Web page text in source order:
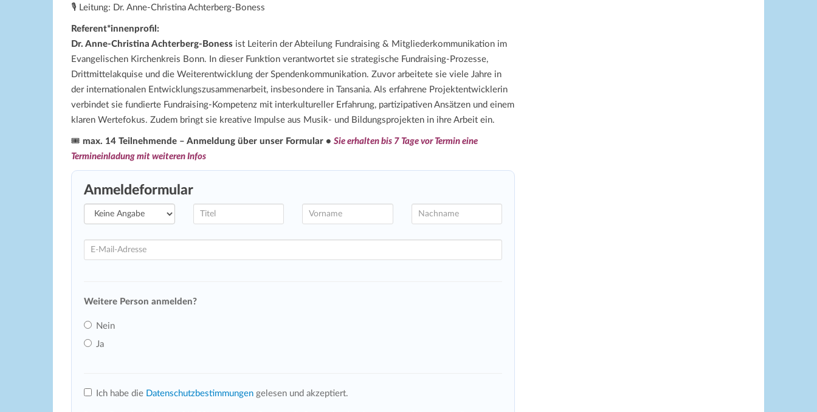
🎙️ Leitung: Dr. Anne-Christina Achterberg-Boness
Referent*innenprofil:
Dr. Anne-Christina Achterberg-Boness ist Leiterin der Abteilung Fundraising & Mitgliederkommunikation im
Evangelischen Kirchenkreis Bonn. In dieser Funktion verantwortet sie strategische Fundraising-Prozesse,
Drittmittelakquise und die Weiterentwicklung der Spendenkommunikation. Zuvor arbeitete sie viele Jahre in
der internationalen Entwicklungszusammenarbeit, insbesondere in Tansania. Als erfahrene Projektentwicklerin
verbindet sie fundierte Fundraising-Kompetenz mit interkultureller Erfahrung, partizipativen Ansätzen und einem
klaren Wertefokus. Zudem bringt sie kreative Impulse aus Musik- und Bildungsprojekten in ihre Arbeit ein.
🎟️ max. 14 Teilnehmende – Anmeldung über unser Formular • Sie erhalten bis 7 Tage vor Termin eine
Termineinladung mit weiteren Infos
Anmeldeformular
Weitere Person anmelden?
Nein
Ja
Ich habe die Datenschutzbestimmungen gelesen und akzeptiert.